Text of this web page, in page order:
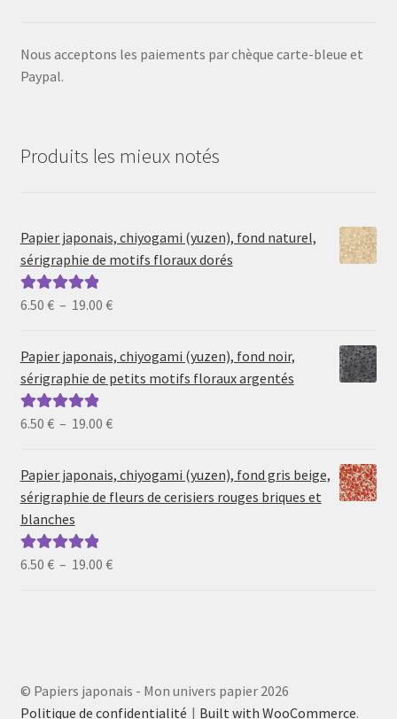
Nous acceptons les paiements par chèque carte-bleue et
Paypal.
Produits les mieux notés
Papier japonais, chiyogami (yuzen), fond naturel,
sérigraphie de motifs floraux dorés
Note5.00sur
6.50 € – 19.00 €Plage
prix :
6.50 €
19.00 €
Papier japonais, chiyogami (yuzen), fond noir,
sérigraphie de petits motifs floraux argentés
Note5.00sur
6.50 € – 19.00 €Plage
prix :
6.50 €
Papier japonais, chiyogami (yuzen), fond gris beige,
sérigraphie de fleurs de cerisiers rouges briques et
blanches
Note5.00sur
6.50 € – 19.00 €Plage
© Papiers japonais - Mon univers papier 2026
Politique de confidentialité
Built with WooCommerce.